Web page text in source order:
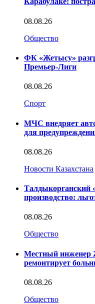
08.08.26
Общество
ФК «Жетысу»
Премьер-Лиги
08.08.26
Спорт
МЧС внедряет
для
08.08.26
Новости Казахстана
Талдыкорганский
производство:
08.08.26
Общество
Местный инженер
ремонтирует
08.08.26
Общество